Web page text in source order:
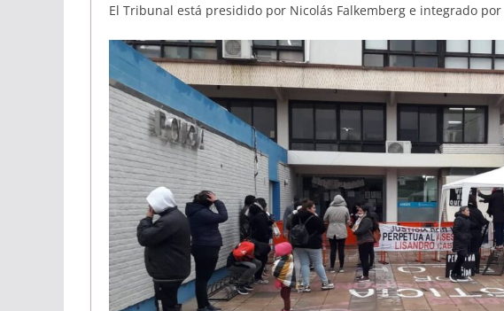
El Tribunal está presidido por Nicolás Falkemberg e integrado